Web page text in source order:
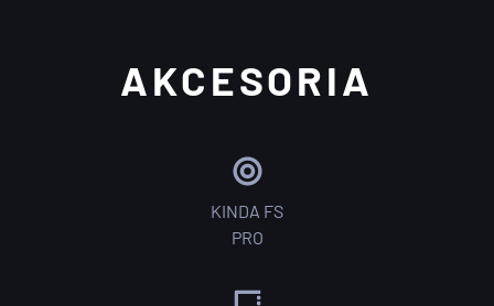
AKCESORIA
KINDA FS
PRO